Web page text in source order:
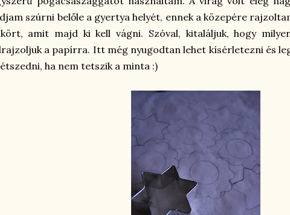
szúrni belőle a gyertya helyét, ennek a közepére
amit majd ki kell vágni. Szóval, kitaláljuk, hogy
a papírra. Itt még nyugodtan lehet kísérletezni és
ha nem tetszik a minta :)